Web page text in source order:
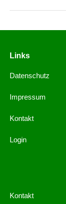
Links
Datenschutz
Impressum
Kontakt
Login
Kontakt